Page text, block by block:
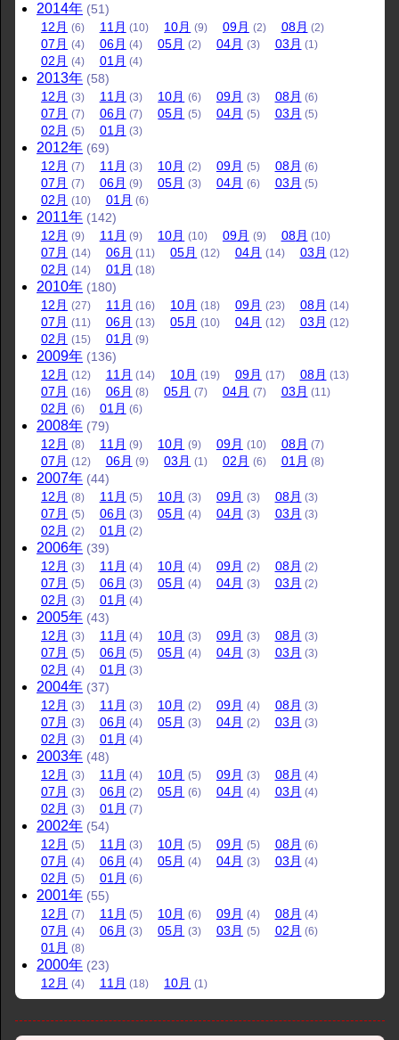
2014年 (51)
12月 (6) 11月 (10) 10月 (9) 09月 (2) 08月 (2)
07月 (4) 06月 (4) 05月 (2) 04月 (3) 03月 (1)
02月 (4) 01月 (4)
2013年 (58)
12月 (3) 11月 (3) 10月 (6) 09月 (3) 08月 (6)
07月 (7) 06月 (7) 05月 (5) 04月 (5) 03月 (5)
02月 (5) 01月 (3)
2012年 (69)
12月 (7) 11月 (3) 10月 (2) 09月 (5) 08月 (6)
07月 (7) 06月 (9) 05月 (3) 04月 (6) 03月 (5)
02月 (10) 01月 (6)
2011年 (142)
12月 (9) 11月 (9) 10月 (10) 09月 (9) 08月 (10)
07月 (14) 06月 (11) 05月 (12) 04月 (14) 03月 (12)
02月 (14) 01月 (18)
2010年 (180)
12月 (27) 11月 (16) 10月 (18) 09月 (23) 08月 (14)
07月 (11) 06月 (13) 05月 (10) 04月 (12) 03月 (12)
02月 (15) 01月 (9)
2009年 (136)
12月 (12) 11月 (14) 10月 (19) 09月 (17) 08月 (13)
07月 (16) 06月 (8) 05月 (7) 04月 (7) 03月 (11)
02月 (6) 01月 (6)
2008年 (79)
12月 (8) 11月 (9) 10月 (9) 09月 (10) 08月 (7)
07月 (12) 06月 (9) 03月 (1) 02月 (6) 01月 (8)
2007年 (44)
12月 (8) 11月 (5) 10月 (3) 09月 (3) 08月 (3)
07月 (5) 06月 (3) 05月 (4) 04月 (3) 03月 (3)
02月 (2) 01月 (2)
2006年 (39)
12月 (3) 11月 (4) 10月 (4) 09月 (2) 08月 (2)
07月 (5) 06月 (3) 05月 (4) 04月 (3) 03月 (2)
02月 (3) 01月 (4)
2005年 (43)
12月 (3) 11月 (4) 10月 (3) 09月 (3) 08月 (3)
07月 (5) 06月 (5) 05月 (4) 04月 (3) 03月 (3)
02月 (4) 01月 (3)
2004年 (37)
12月 (3) 11月 (3) 10月 (2) 09月 (4) 08月 (3)
07月 (3) 06月 (4) 05月 (3) 04月 (2) 03月 (3)
02月 (3) 01月 (4)
2003年 (48)
12月 (3) 11月 (4) 10月 (5) 09月 (3) 08月 (4)
07月 (3) 06月 (2) 05月 (6) 04月 (4) 03月 (4)
02月 (3) 01月 (7)
2002年 (54)
12月 (5) 11月 (3) 10月 (5) 09月 (5) 08月 (6)
07月 (4) 06月 (4) 05月 (4) 04月 (3) 03月 (4)
02月 (5) 01月 (6)
2001年 (55)
12月 (7) 11月 (5) 10月 (6) 09月 (4) 08月 (4)
07月 (4) 06月 (3) 05月 (3) 03月 (5) 02月 (6)
01月 (8)
2000年 (23)
12月 (4) 11月 (18) 10月 (1)